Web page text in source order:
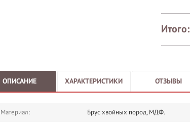
Итого:
ОПИСАНИЕ ХАРАКТЕРИСТИКИ ОТЗЫВЫ
Материал: Брус хвойных пород, МДФ.